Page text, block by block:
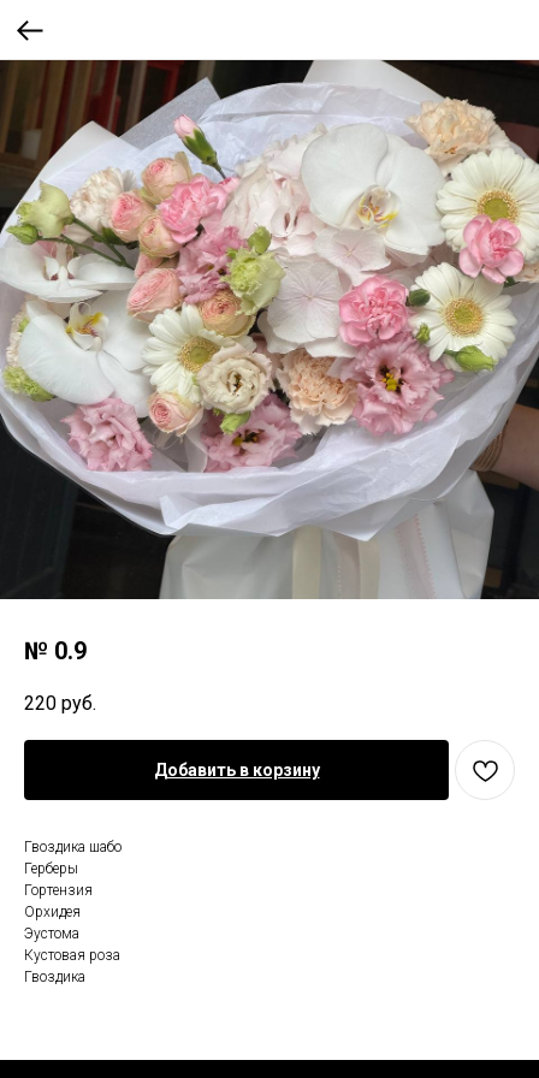
№ 0.9
220 руб.
Добавить в корзину
Гвоздика шабо
Герберы
Гортензия
Орхидея
Эустома
Кустовая роза
Гвоздика